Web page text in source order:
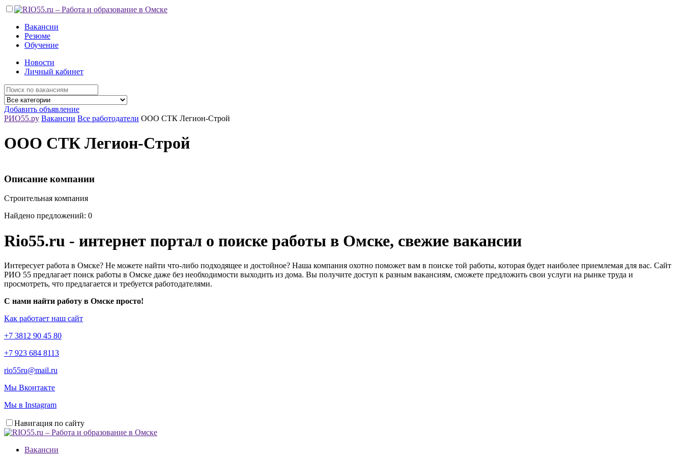
Вакансии
Резюме
Обучение
Новости
Личный кабинет
Добавить объявление
РИО55.ру Вакансии Все работодатели ООО СТК Легион-Строй
ООО СТК Легион-Строй
Описание компании
Строительная компания
Найдено предложений: 0
Rio55.ru - интернет портал о поиске работы в Омске, свежие вакансии
Интересует работа в Омске? Не можете найти что-либо подходящее и достойное? Наша компания охотно поможет вам в поиске той работы, которая будет наиболее приемлемая для вас. Сайт
РИО 55 предлагает поиск работы в Омске даже без необходимости выходить из дома. Вы получите доступ к разным вакансиям, сможете предложить свои услуги на рынке труда и
просмотреть, что предлагается и требуется работодателями.
С нами найти работу в Омске просто!
Как работает наш сайт
+7 3812 90 45 80
+7 923 684 8113
rio55ru@mail.ru
Мы Вконтакте
Мы в Instagram
Навигация по сайту
Вакансии